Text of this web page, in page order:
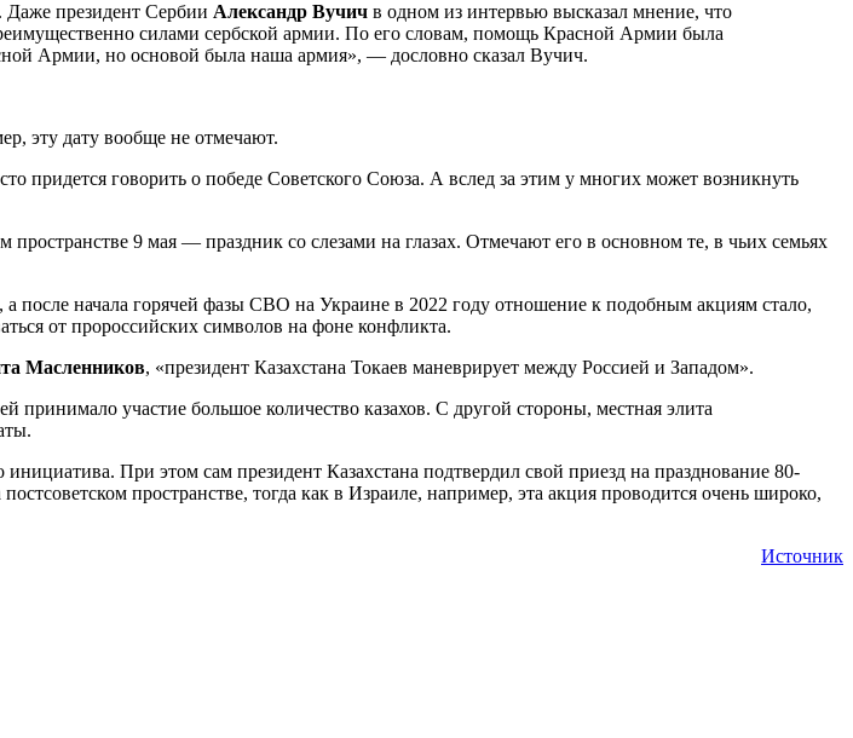
президент Сербии Александр Вучич в одном из интервью высказал мнение, что
силами сербской армии. По его словам, помощь Красной Армии была
Армии, но основой была наша армия», — дословно сказал Вучич.
эту дату вообще не отмечают.
говорить о победе Советского Союза. А вслед за этим у многих может возникнуть
9 мая — праздник со слезами на глазах. Отмечают его в основном те, в чьих семьях
а после начала горячей фазы СВО на Украине в 2022 году отношение к подобным акциям стало,
от пророссийских символов на фоне конфликта.
Масленников, «президент Казахстана Токаев маневрирует между Россией и Западом».
участие большое количество казахов. С другой стороны, местная элита
При этом сам президент Казахстана подтвердил свой приезд на празднование 80-
пространстве, тогда как в Израиле, например, эта акция проводится очень широко,
Источник